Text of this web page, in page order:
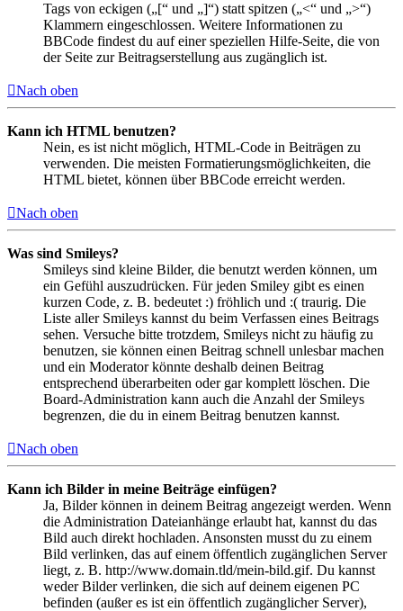
Tags von eckigen („[“ und „]“) statt spitzen („<“ und „>“)
Klammern eingeschlossen. Weitere Informationen zu
BBCode findest du auf einer speziellen Hilfe-Seite, die von
der Seite zur Beitragserstellung aus zugänglich ist.
Nach oben
Kann ich HTML benutzen?
Nein, es ist nicht möglich, HTML-Code in Beiträgen zu
verwenden. Die meisten Formatierungsmöglichkeiten, die
HTML bietet, können über BBCode erreicht werden.
Nach oben
Was sind Smileys?
Smileys sind kleine Bilder, die benutzt werden können, um
ein Gefühl auszudrücken. Für jeden Smiley gibt es einen
kurzen Code, z. B. bedeutet :) fröhlich und :( traurig. Die
Liste aller Smileys kannst du beim Verfassen eines Beitrags
sehen. Versuche bitte trotzdem, Smileys nicht zu häufig zu
benutzen, sie können einen Beitrag schnell unlesbar machen
und ein Moderator könnte deshalb deinen Beitrag
entsprechend überarbeiten oder gar komplett löschen. Die
Board-Administration kann auch die Anzahl der Smileys
begrenzen, die du in einem Beitrag benutzen kannst.
Nach oben
Kann ich Bilder in meine Beiträge einfügen?
Ja, Bilder können in deinem Beitrag angezeigt werden. Wenn
die Administration Dateianhänge erlaubt hat, kannst du das
Bild auch direkt hochladen. Ansonsten musst du zu einem
Bild verlinken, das auf einem öffentlich zugänglichen Server
liegt, z. B. http://www.domain.tld/mein-bild.gif. Du kannst
weder Bilder verlinken, die sich auf deinem eigenen PC
befinden (außer es ist ein öffentlich zugänglicher Server),